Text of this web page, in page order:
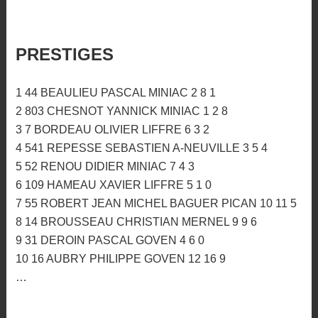
PRESTIGES
1 44 BEAULIEU PASCAL MINIAC 2 8 1
2 803 CHESNOT YANNICK MINIAC 1 2 8
3 7 BORDEAU OLIVIER LIFFRE 6 3 2
4 541 REPESSE SEBASTIEN A-NEUVILLE 3 5 4
5 52 RENOU DIDIER MINIAC 7 4 3
6 109 HAMEAU XAVIER LIFFRE 5 1 0
7 55 ROBERT JEAN MICHEL BAGUER PICAN 10 11 5
8 14 BROUSSEAU CHRISTIAN MERNEL 9 9 6
9 31 DEROIN PASCAL GOVEN 4 6 0
10 16 AUBRY PHILIPPE GOVEN 12 16 9
…